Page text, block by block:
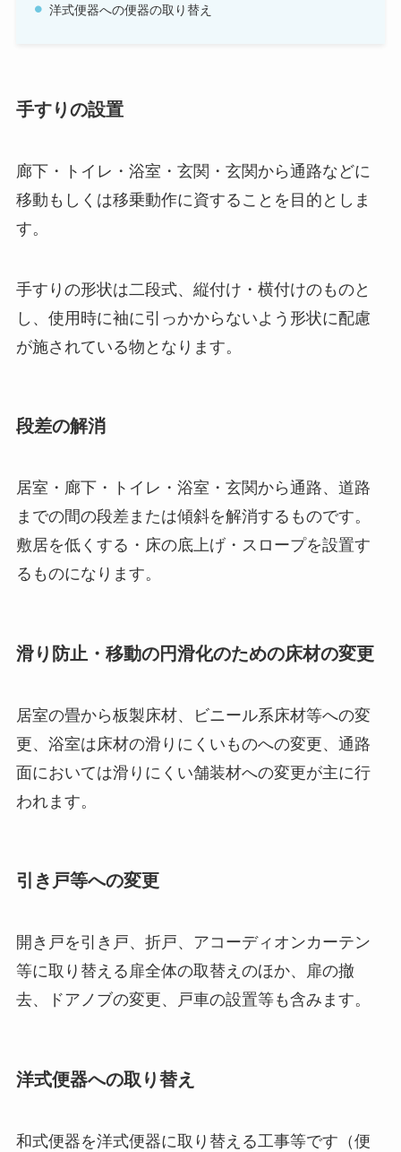
洋式便器への便器の取り替え
手すりの設置
廊下・トイレ・浴室・玄関・玄関から通路などに
移動もしくは移乗動作に資することを目的としま
す。
手すりの形状は二段式、縦付け・横付けのものと
し、使用時に袖に引っかからないよう形状に配慮
が施されている物となります。
段差の解消
居室・廊下・トイレ・浴室・玄関から通路、道路
までの間の段差または傾斜を解消するものです。
敷居を低くする・床の底上げ・スロープを設置す
るものになります。
滑り防止・移動の円滑化のための床材の変更
居室の畳から板製床材、ビニール系床材等への変
更、浴室は床材の滑りにくいものへの変更、通路
面においては滑りにくい舗装材への変更が主に行
われます。
引き戸等への変更
開き戸を引き戸、折戸、アコーディオンカーテン
等に取り替える扉全体の取替えのほか、扉の撤
去、ドアノブの変更、戸車の設置等も含みます。
洋式便器への取り替え
和式便器を洋式便器に取り替える工事等です（便